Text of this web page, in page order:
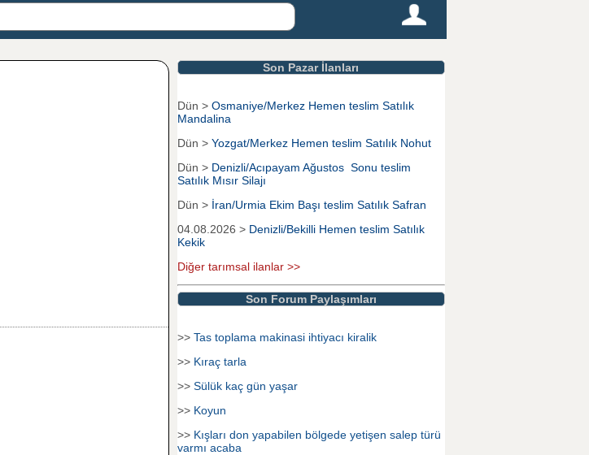
Son Pazar İlanları
Dün > Osmaniye/Merkez Hemen teslim Satılık
Mandalina
Dün > Yozgat/Merkez Hemen teslim Satılık Nohut
Dün > Denizli/Acıpayam Ağustos Sonu teslim
Satılık Mısır Silajı
Dün > İran/Urmia Ekim Başı teslim Satılık Safran
04.08.2026 > Denizli/Bekilli Hemen teslim Satılık
Kekik
Diğer tarımsal ilanlar >>
Son Forum Paylaşımları
>> Tas toplama makinasi ihtiyacı kiralik
>> Kıraç tarla
>> Sülük kaç gün yaşar
>> Koyun
>> Kışları don yapabilen bölgede yetişen salep türü
varmı acaba